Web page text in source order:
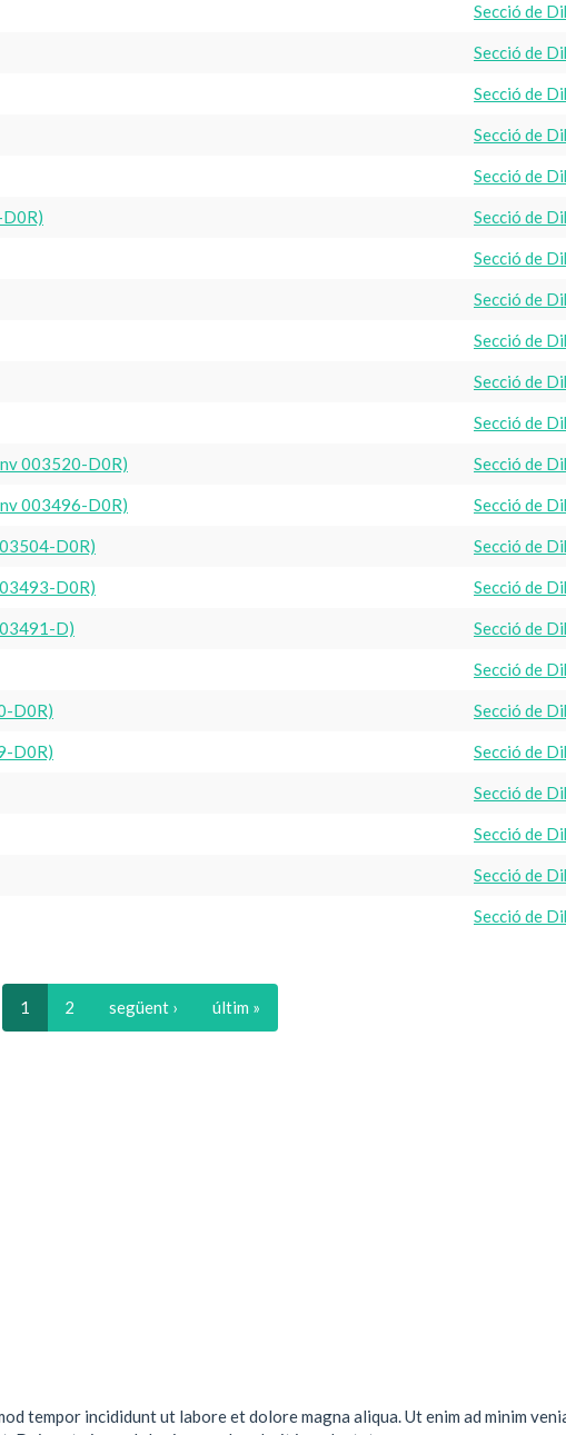
Secció de
Secció de
Secció de
Secció de
Secció de
Secció de
Secció de
Secció de
Secció de
Secció de
Secció de
003520-D0R) Secció de
003496-D0R) Secció de
D0R) Secció de
D0R) Secció de
D) Secció de
Secció de
D0R) Secció de
D0R) Secció de
Secció de
Secció de
Secció de
Secció de
1 2 següent › últim »
tempor incididunt ut labore et dolore magna aliqua. Ut enim ad minim